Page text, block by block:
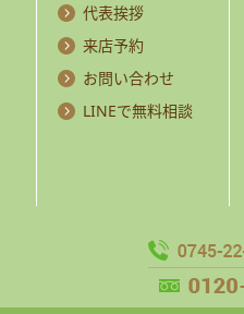
代表挨拶
来店予約
お問い合わせ
LINEで無料相談